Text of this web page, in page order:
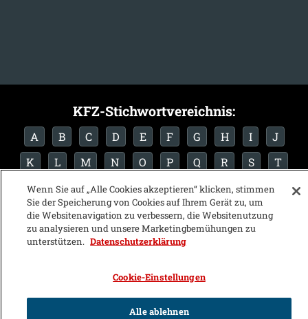
KFZ-Stichwortvereichnis:
A B C D E F G H I
J
K
L M N O P Q R S
T
U
V W X Y Z
Wenn Sie auf „Alle Cookies akzeptieren“ klicken, stimmen
Sie der Speicherung von Cookies auf Ihrem Gerät zu, um
die Websitenavigation zu verbessern, die Websitenutzung
zu analysieren und unsere Marketingbemühungen zu
unterstützen. Datenschutzerklärung
Cookie-Einstellungen
Alle ablehnen